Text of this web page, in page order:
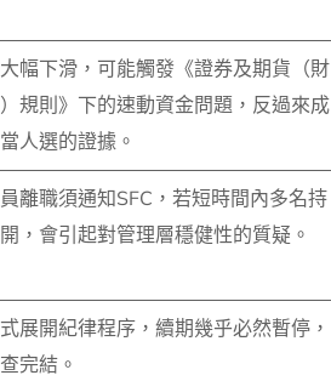
幅下滑，可能觸發《證券及期貨（財
規則》下的速動資金問題，反過來成
人選的證據。
離職須通知SFC，若短時間內多名持
，會引起對管理層穩健性的質疑。
展開紀律程序，續期幾乎必然暫停，
完結。